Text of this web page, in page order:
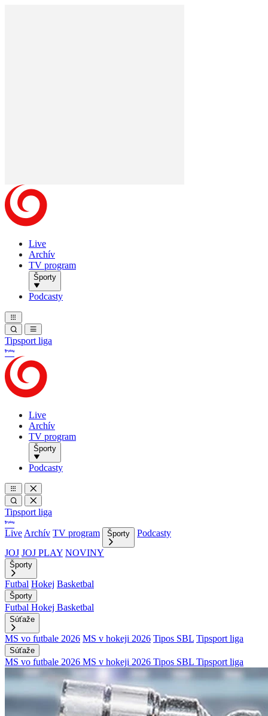
Live
Archív
TV program
Športy
Podcasty
Tipsport liga
Live
Archív
TV program
Športy
Podcasty
Tipsport liga
Live Archív TV program Športy
Podcasty
JOJ JOJ PLAY NOVINY
Športy
Futbal Hokej Basketbal
Športy
Futbal Hokej Basketbal
Súťaže
MS vo futbale 2026 MS v hokeji 2026 Tipos SBL Tipsport liga
Súťaže
MS vo futbale 2026 MS v hokeji 2026 Tipos SBL Tipsport liga